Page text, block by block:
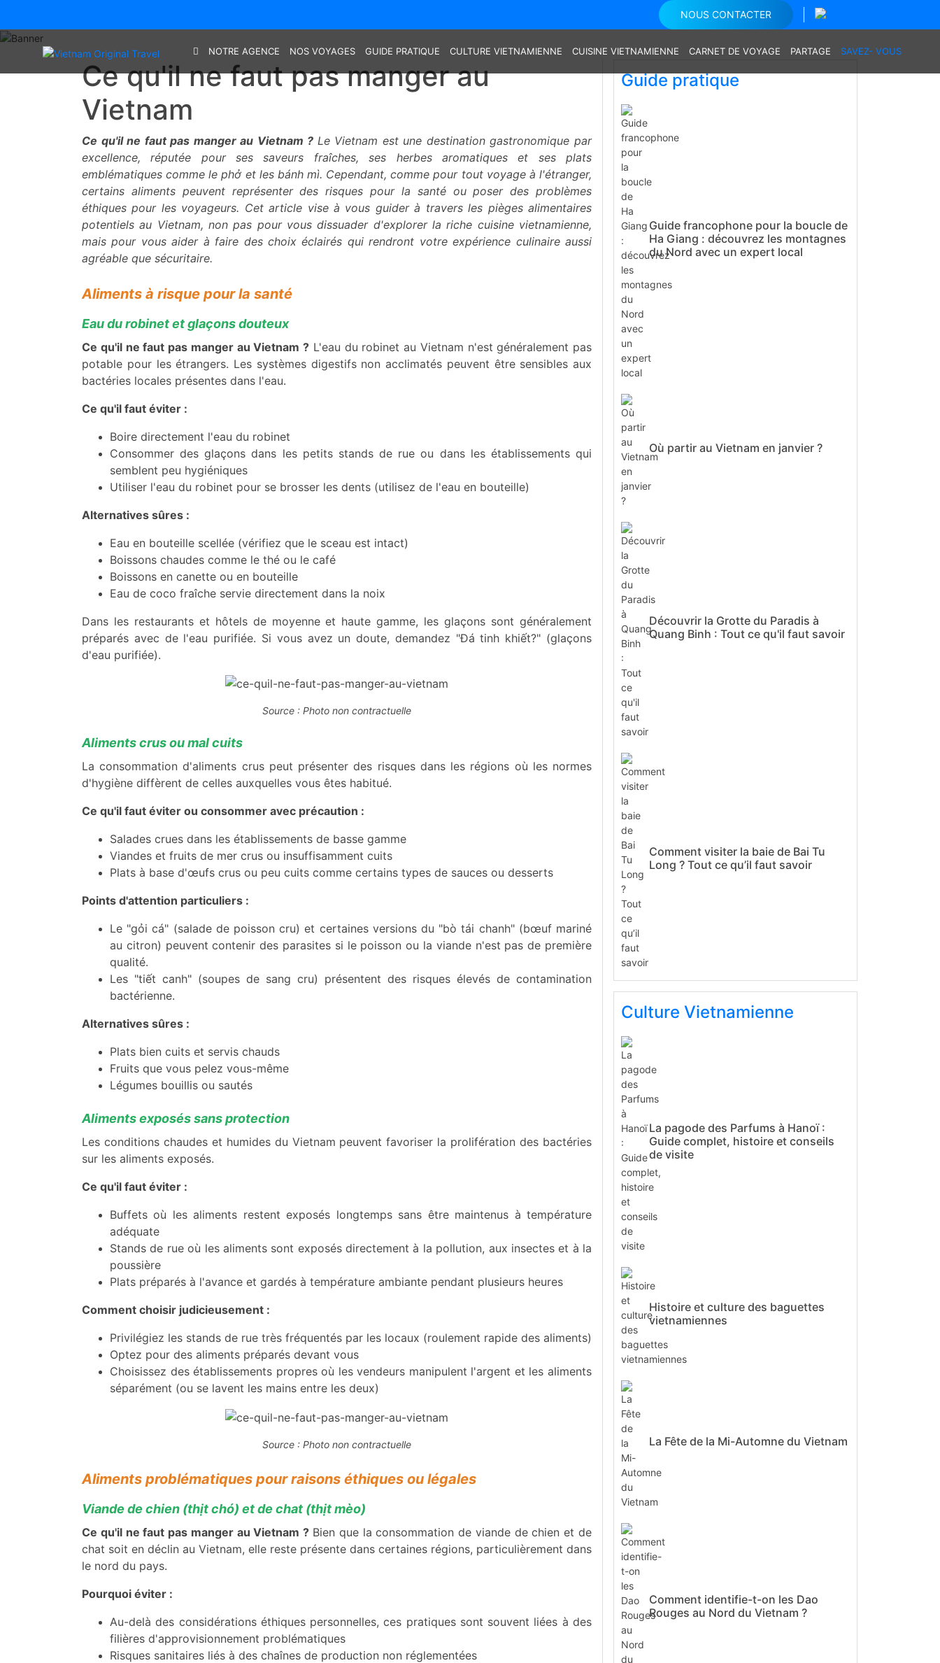
NOUS CONTACTER
NOTRE AGENCE NOS VOYAGES GUIDE PRATIQUE CULTURE VIETNAMIENNE CUISINE VIETNAMIENNE CARNET DE VOYAGE PARTAGE SAVEZ- VOUS
Ce qu'il ne faut pas manger au
Vietnam
Ce qu'il ne faut pas manger au Vietnam ? Le Vietnam est une destination gastronomique par
excellence, réputée pour ses saveurs fraîches, ses herbes aromatiques et ses plats
emblématiques comme le phở et les bánh mì. Cependant, comme pour tout voyage à l'étranger,
certains aliments peuvent représenter des risques pour la santé ou poser des problèmes
éthiques pour les voyageurs. Cet article vise à vous guider à travers les pièges alimentaires
potentiels au Vietnam, non pas pour vous dissuader d'explorer la riche cuisine vietnamienne,
mais pour vous aider à faire des choix éclairés qui rendront votre expérience culinaire aussi
agréable que sécuritaire.
Aliments à risque pour la santé
Eau du robinet et glaçons douteux
Ce qu'il ne faut pas manger au Vietnam ? L'eau du robinet au Vietnam n'est généralement pas
potable pour les étrangers. Les systèmes digestifs non acclimatés peuvent être sensibles aux
bactéries locales présentes dans l'eau.
Ce qu'il faut éviter :
Boire directement l'eau du robinet
Consommer des glaçons dans les petits stands de rue ou dans les établissements qui
semblent peu hygiéniques
Utiliser l'eau du robinet pour se brosser les dents (utilisez de l'eau en bouteille)
Alternatives sûres :
Eau en bouteille scellée (vérifiez que le sceau est intact)
Boissons chaudes comme le thé ou le café
Boissons en canette ou en bouteille
Eau de coco fraîche servie directement dans la noix
Dans les restaurants et hôtels de moyenne et haute gamme, les glaçons sont généralement
préparés avec de l'eau purifiée. Si vous avez un doute, demandez "Đá tinh khiết?" (glaçons
d'eau purifiée).
Source : Photo non contractuelle
Aliments crus ou mal cuits
La consommation d'aliments crus peut présenter des risques dans les régions où les normes
d'hygiène diffèrent de celles auxquelles vous êtes habitué.
Ce qu'il faut éviter ou consommer avec précaution :
Salades crues dans les établissements de basse gamme
Viandes et fruits de mer crus ou insuffisamment cuits
Plats à base d'œufs crus ou peu cuits comme certains types de sauces ou desserts
Points d'attention particuliers :
Le "gỏi cá" (salade de poisson cru) et certaines versions du "bò tái chanh" (bœuf mariné
au citron) peuvent contenir des parasites si le poisson ou la viande n'est pas de première
qualité.
Les "tiết canh" (soupes de sang cru) présentent des risques élevés de contamination
bactérienne.
Alternatives sûres :
Plats bien cuits et servis chauds
Fruits que vous pelez vous-même
Légumes bouillis ou sautés
Aliments exposés sans protection
Les conditions chaudes et humides du Vietnam peuvent favoriser la prolifération des bactéries
sur les aliments exposés.
Ce qu'il faut éviter :
Buffets où les aliments restent exposés longtemps sans être maintenus à température
adéquate
Stands de rue où les aliments sont exposés directement à la pollution, aux insectes et à la
poussière
Plats préparés à l'avance et gardés à température ambiante pendant plusieurs heures
Comment choisir judicieusement :
Privilégiez les stands de rue très fréquentés par les locaux (roulement rapide des aliments)
Optez pour des aliments préparés devant vous
Choisissez des établissements propres où les vendeurs manipulent l'argent et les aliments
séparément (ou se lavent les mains entre les deux)
Source : Photo non contractuelle
Aliments problématiques pour raisons éthiques ou légales
Viande de chien (thịt chó) et de chat (thịt mèo)
Ce qu'il ne faut pas manger au Vietnam ? Bien que la consommation de viande de chien et de
chat soit en déclin au Vietnam, elle reste présente dans certaines régions, particulièrement dans
le nord du pays.
Pourquoi éviter :
Au-delà des considérations éthiques personnelles, ces pratiques sont souvent liées à des
filières d'approvisionnement problématiques
Risques sanitaires liés à des chaînes de production non réglementées
Guide pratique
Guide francophone pour la boucle de
Ha Giang : découvrez les montagnes
du Nord avec un expert local
Où partir au Vietnam en janvier ?
Découvrir la Grotte du Paradis à
Quang Binh : Tout ce qu'il faut savoir
Comment visiter la baie de Bai Tu
Long ? Tout ce qu’il faut savoir
Culture Vietnamienne
La pagode des Parfums à Hanoï :
Guide complet, histoire et conseils
de visite
Histoire et culture des baguettes
vietnamiennes
La Fête de la Mi-Automne du Vietnam
Comment identifie-t-on les Dao
Rouges au Nord du Vietnam ?